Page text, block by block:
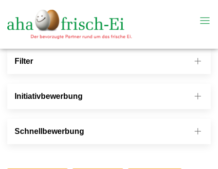
Filter
Initiativbewerbung
Schnellbewerbung